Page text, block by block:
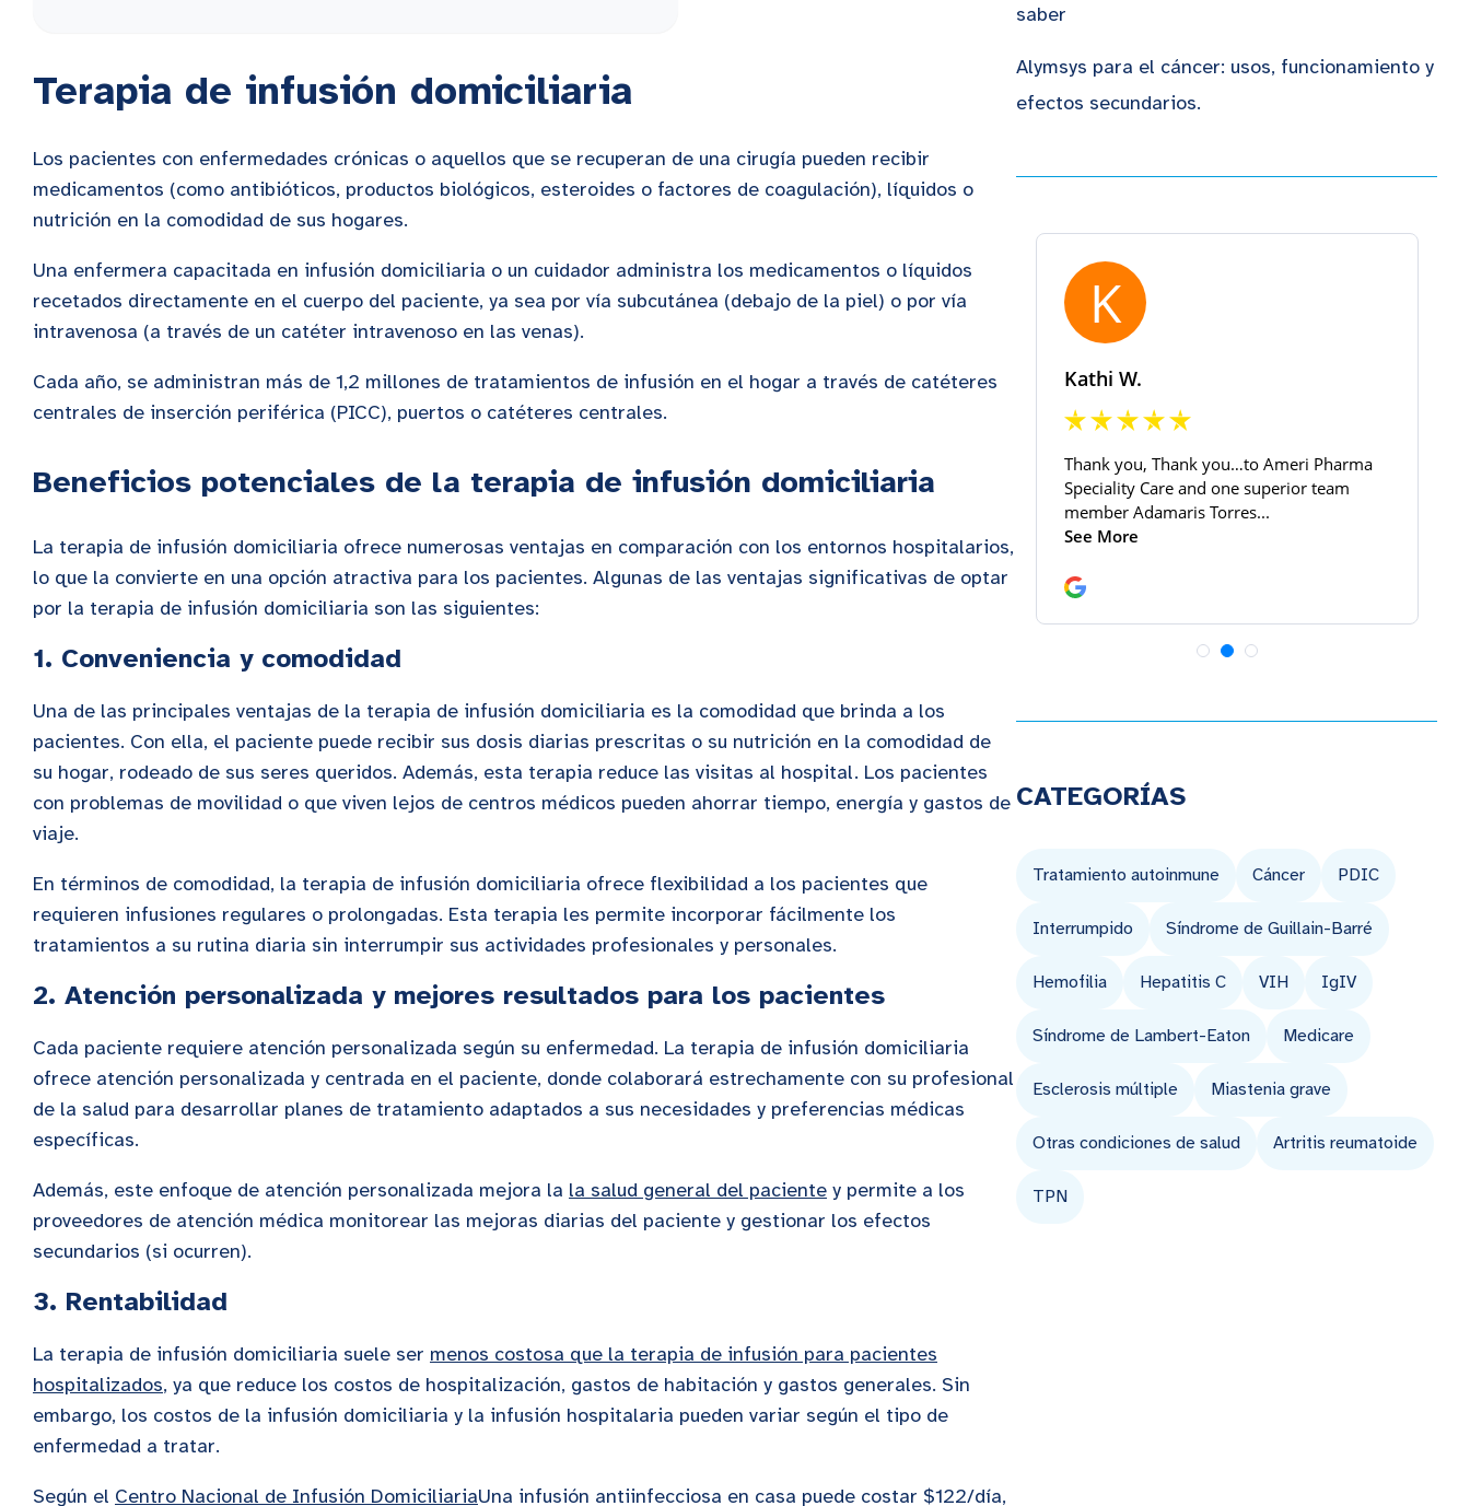
Terapia de infusión domiciliaria
Los pacientes con enfermedades crónicas o aquellos que se recuperan de una cirugía pueden recibir
medicamentos (como antibióticos, productos biológicos, esteroides o factores de coagulación), líquidos o
nutrición en la comodidad de sus hogares.
Una enfermera capacitada en infusión domiciliaria o un cuidador administra los medicamentos o líquidos
recetados directamente en el cuerpo del paciente, ya sea por vía subcutánea (debajo de la piel) o por vía
intravenosa (a través de un catéter intravenoso en las venas).
Cada año, se administran más de 1,2 millones de tratamientos de infusión en el hogar a través de catéteres
centrales de inserción periférica (PICC), puertos o catéteres centrales.
Beneficios potenciales de la terapia de infusión domiciliaria
La terapia de infusión domiciliaria ofrece numerosas ventajas en comparación con los entornos hospitalarios,
lo que la convierte en una opción atractiva para los pacientes. Algunas de las ventajas significativas de optar
por la terapia de infusión domiciliaria son las siguientes:
1. Conveniencia y comodidad
Una de las principales ventajas de la terapia de infusión domiciliaria es la comodidad que brinda a los
pacientes. Con ella, el paciente puede recibir sus dosis diarias prescritas o su nutrición en la comodidad de
su hogar, rodeado de sus seres queridos. Además, esta terapia reduce las visitas al hospital. Los pacientes
con problemas de movilidad o que viven lejos de centros médicos pueden ahorrar tiempo, energía y gastos de
viaje.
En términos de comodidad, la terapia de infusión domiciliaria ofrece flexibilidad a los pacientes que
requieren infusiones regulares o prolongadas. Esta terapia les permite incorporar fácilmente los
tratamientos a su rutina diaria sin interrumpir sus actividades profesionales y personales.
2. Atención personalizada y mejores resultados para los pacientes
Cada paciente requiere atención personalizada según su enfermedad. La terapia de infusión domiciliaria
ofrece atención personalizada y centrada en el paciente, donde colaborará estrechamente con su profesional
de la salud para desarrollar planes de tratamiento adaptados a sus necesidades y preferencias médicas
específicas.
Además, este enfoque de atención personalizada mejora la la salud general del paciente y permite a los
proveedores de atención médica monitorear las mejoras diarias del paciente y gestionar los efectos
secundarios (si ocurren).
3. Rentabilidad
La terapia de infusión domiciliaria suele ser menos costosa que la terapia de infusión para pacientes
hospitalizados, ya que reduce los costos de hospitalización, gastos de habitación y gastos generales. Sin
embargo, los costos de la infusión domiciliaria y la infusión hospitalaria pueden variar según el tipo de
enfermedad a tratar.
Según el Centro Nacional de Infusión DomiciliariaUna infusión antiinfecciosa en casa puede costar $122/día,
saber
Alymsys para el cáncer: usos, funcionamiento y
efectos secundarios.
CATEGORÍAS
Tratamiento autoinmune Cáncer PDIC
Interrumpido Síndrome de Guillain-Barré
Hemofilia Hepatitis C VIH IgIV
Síndrome de Lambert-Eaton Medicare
Esclerosis múltiple Miastenia grave
Otras condiciones de salud Artritis reumatoide
TPN